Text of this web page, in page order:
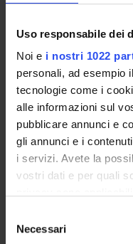
Uso responsabile dei
Noi e i nostri 1022
personali, ad esempio
tecnologie come i
alle informazioni sul
pubblicare annunci e
gli annunci e i
i servizi. Avete la
vostri dati e per quali
modificare o revocare
delNecessari
PUBBLICAZIONI
INCARICHI
ORGANIZZAZIONE
GOVERNANCE
COMMISSIONI